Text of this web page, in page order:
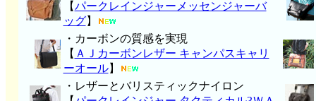
【パークレインジャーメッセンジャーバ
ッグ】
・カーボンの質感を実現
【 ＡＪカーボンレザー キャンパスキャリ
ーオール】
・レザーとバリスティックナイロン